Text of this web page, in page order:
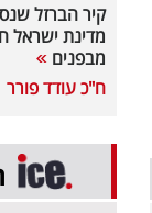
קיר הברזל
מדינת ישראל
מבפנים
ח"כ עודד פורר